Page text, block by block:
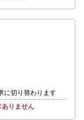
に切り替わります
ありません